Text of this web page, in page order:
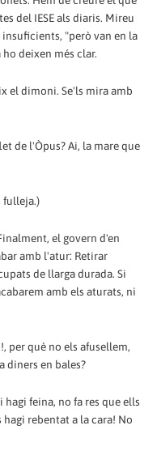
del IESE als diaris. Mireu
"però van en la
deixen més clar.
el dimoni. Se'ls mira amb
de l'Òpus? Ai, la mare que
fulleja.)
el govern d'en
amb l'atur: Retirar
de llarga durada. Si
amb els aturats, ni
per què no els afusellem,
diners en bales?
hagi feina, no fa res que ells
rebentat a la cara! No